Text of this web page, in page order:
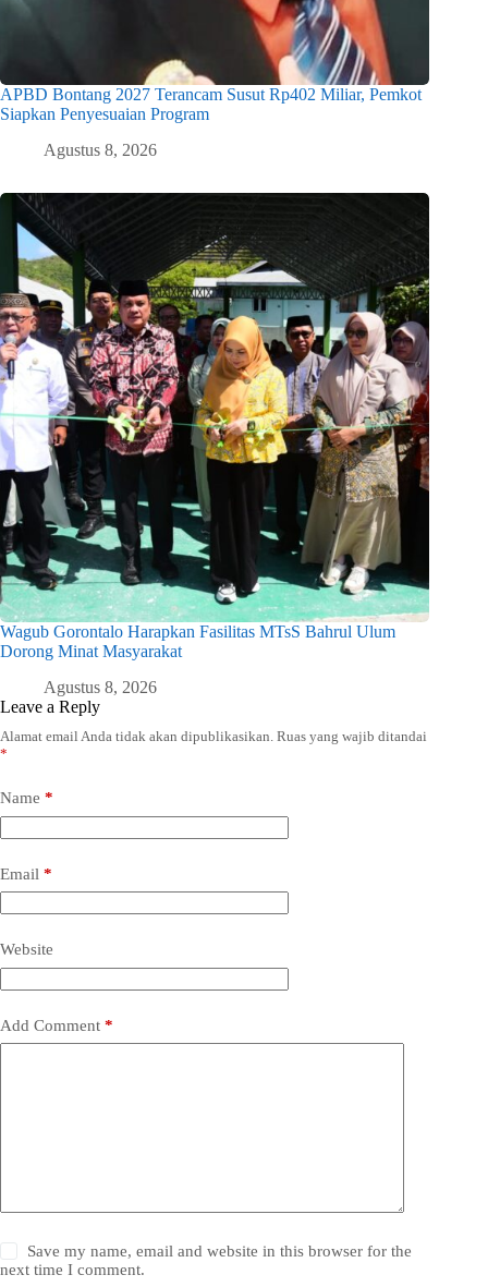
APBD Bontang 2027 Terancam Susut Rp402 Miliar, Pemkot
Siapkan Penyesuaian Program
Agustus 8, 2026
Wagub Gorontalo Harapkan Fasilitas MTsS Bahrul Ulum
Dorong Minat Masyarakat
Agustus 8, 2026
Leave a Reply
Alamat email Anda tidak akan dipublikasikan. Ruas yang wajib ditandai
*
Name *
Email *
Website
Add Comment *
Save my name, email and website in this browser for the
next time I comment.